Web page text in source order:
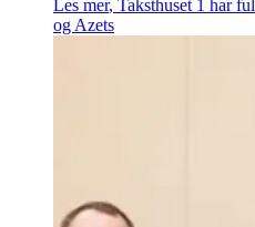
Les mer, Taksthuset 1 har
og Azets